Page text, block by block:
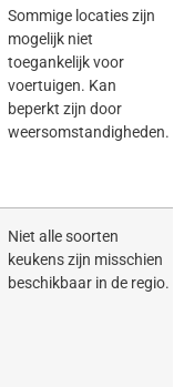
Sommige locaties zijn
mogelijk niet
toegankelijk voor
voertuigen. Kan
beperkt zijn door
weersomstandigheden.
Niet alle soorten
keukens zijn misschien
beschikbaar in de regio.